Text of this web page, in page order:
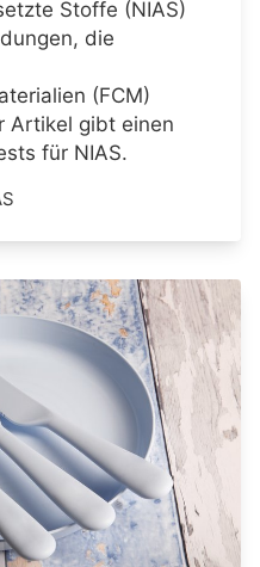
Stoffe (NIAS)
die
(FCM)
Artikel gibt einen
für NIAS.